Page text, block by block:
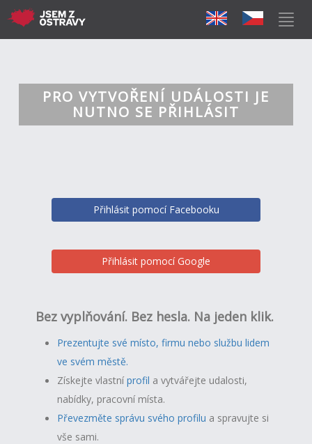
PRO VYTVOŘENÍ UDÁLOSTI JE
NUTNO SE PŘIHLÁSIT
Přihlásit pomocí Facebooku
Přihlásit pomocí Google
Bez vyplňování. Bez hesla. Na jeden klik.
Prezentujte své místo, firmu nebo službu lidem
ve svém městě.
Získejte vlastníprofil a vytvářejte udalosti,
nabídky, pracovní místa.
Převezměte správu svého profilu a spravujte si
vše sami.